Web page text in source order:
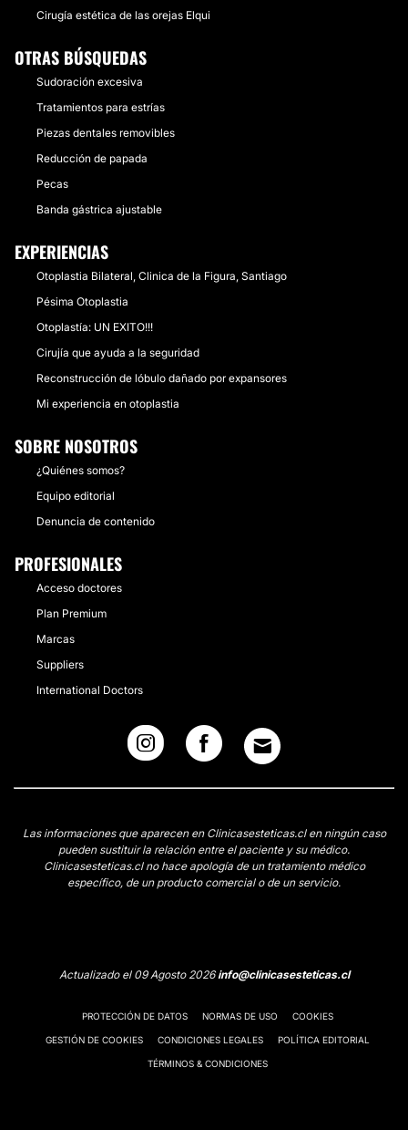
Cirugía estética de las orejas Elqui
OTRAS BÚSQUEDAS
Sudoración excesiva
Tratamientos para estrías
Piezas dentales removibles
Reducción de papada
Pecas
Banda gástrica ajustable
EXPERIENCIAS
Otoplastia Bilateral, Clinica de la Figura, Santiago
Pésima Otoplastia
Otoplastía: UN EXITO!!!
Cirujía que ayuda a la seguridad
Reconstrucción de lóbulo dañado por expansores
Mi experiencia en otoplastia
SOBRE NOSOTROS
¿Quiénes somos?
Equipo editorial
Denuncia de contenido
PROFESIONALES
Acceso doctores
Plan Premium
Marcas
Suppliers
International Doctors
Las informaciones que aparecen en Clinicasesteticas.cl en ningún caso
pueden sustituir la relación entre el paciente y su médico.
Clinicasesteticas.cl no hace apología de un tratamiento médico
específico, de un producto comercial o de un servicio.
Actualizado el 09 Agosto 2026info@clinicasesteticas.cl
PROTECCIÓN DE DATOS NORMAS DE USO COOKIES
GESTIÓN DE COOKIES CONDICIONES LEGALES POLÍTICA EDITORIAL
TÉRMINOS & CONDICIONES